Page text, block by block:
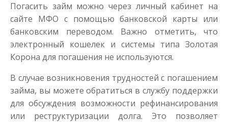
Погасить займ можно через личный кабинет на
сайте МФО с помощью банковской карты или
банковским переводом. Важно отметить, что
электронный кошелек и системы типа Золотая
Корона для погашения не используются.
В случае возникновения трудностей с погашением
займа, вы можете обратиться в службу поддержки
для обсуждения возможности рефинансирования
или реструктуризации долга. Это позволяет